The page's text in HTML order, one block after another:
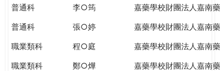
普通科
李○筠
嘉藥學校財團法人嘉南
普通科
張○婷
嘉藥學校財團法人嘉南
職業類科
程○庭
嘉藥學校財團法人嘉南
職業類科
鄭○燁
嘉藥學校財團法人嘉南